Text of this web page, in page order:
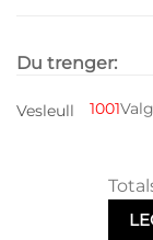
Du trenger:
Vesleull 1001